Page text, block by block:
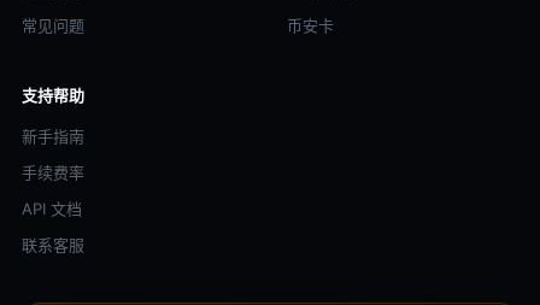
常见问题
币安卡
支持帮助
新手指南
手续费率
API 文档
联系客服